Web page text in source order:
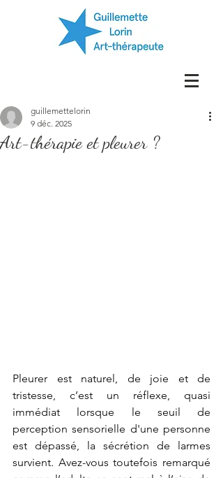
Art-thérapie et pleurer ?
guillemettelorin
9 déc. 2025
Pleurer est naturel, de joie et de
tristesse, c’est un réflexe, quasi
immédiat lorsque le seuil de
perception sensorielle d'une personne
est dépassé, la sécrétion de larmes
survient. Avez-vous toutefois remarqué